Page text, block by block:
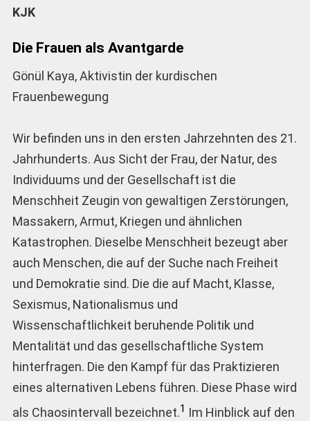
KJK
Die Frauen als Avantgarde
Gönül Kaya, Aktivistin der kurdischen
Frauenbewegung
Wir befinden uns in den ersten Jahrzehnten des 21.
Jahrhunderts. Aus Sicht der Frau, der Natur, des
Individuums und der Gesellschaft ist die
Menschheit Zeugin von gewaltigen Zerstörungen,
Massakern, Armut, Kriegen und ähnlichen
Katastrophen. Dieselbe Menschheit bezeugt aber
auch Menschen, die auf der Suche nach Freiheit
und Demokratie sind. Die die auf Macht, Klasse,
Sexismus, Nationalismus und
Wissenschaftlichkeit beruhende Politik und
Mentalität und das gesellschaftliche System
hinterfragen. Die den Kampf für das Praktizieren
eines alternativen Lebens führen. Diese Phase wird
als Chaosintervall bezeichnet.1 Im Hinblick auf den